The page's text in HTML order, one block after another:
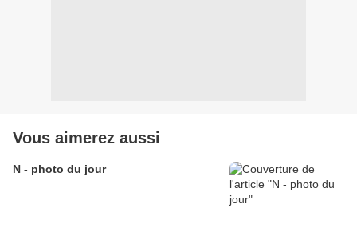
Vous aimerez aussi
N - photo du jour